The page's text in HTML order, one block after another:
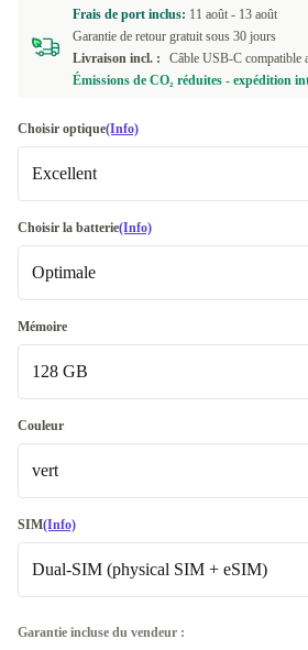
Frais de port inclus: 11 août - 13 août
Garantie de retour gratuit sous 30 jours
Livraison incl. :
Câble USB-C compatible
Émissions de CO₂ réduites - expédition
Choisir optique(Info)
Excellent
Excellent
Premium
Choisir la batterie(Info)
Optimale
Optimale
Neuve
Mémoire
128 GB
128 GB
256 GB
Couleur
vert
vert
bleu
SIM(Info)
Dual-SIM (physical SIM + eSIM)
Garantie incluse du vendeur :